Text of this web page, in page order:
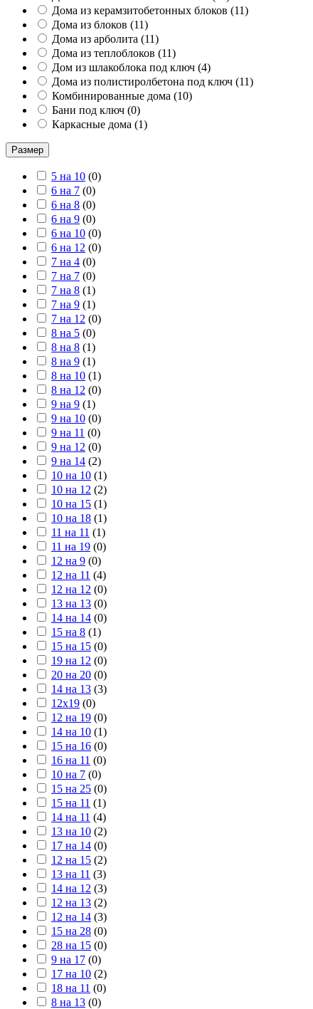
Дома из керамзитобетонных блоков (11)
Дома из блоков (11)
Дома из арболита (11)
Дома из теплоблоков (11)
Дом из шлакоблока под ключ (4)
Дома из полистиролбетона под ключ (11)
Комбинированные дома (10)
Бани под ключ (0)
Каркасные дома (1)
Размер
5 на 10 (0)
6 на 7 (0)
6 на 8 (0)
6 на 9 (0)
6 на 10 (0)
6 на 12 (0)
7 на 4 (0)
7 на 7 (0)
7 на 8 (1)
7 на 9 (1)
7 на 12 (0)
8 на 5 (0)
8 на 8 (1)
8 на 9 (1)
8 на 10 (1)
8 на 12 (0)
9 на 9 (1)
9 на 10 (0)
9 на 11 (0)
9 на 12 (0)
9 на 14 (2)
10 на 10 (1)
10 на 12 (2)
10 на 15 (1)
10 на 18 (1)
11 на 11 (1)
11 на 19 (0)
12 на 9 (0)
12 на 11 (4)
12 на 12 (0)
13 на 13 (0)
14 на 14 (0)
15 на 8 (1)
15 на 15 (0)
19 на 12 (0)
20 на 20 (0)
14 на 13 (3)
12х19 (0)
12 на 19 (0)
14 на 10 (1)
15 на 16 (0)
16 на 11 (0)
10 на 7 (0)
15 на 25 (0)
15 на 11 (1)
14 на 11 (4)
13 на 10 (2)
17 на 14 (0)
12 на 15 (2)
13 на 11 (3)
14 на 12 (3)
12 на 13 (2)
12 на 14 (3)
15 на 28 (0)
28 на 15 (0)
9 на 17 (0)
17 на 10 (2)
18 на 11 (0)
8 на 13 (0)